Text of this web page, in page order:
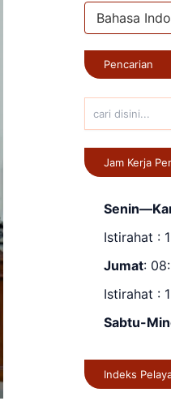
Pencarian
Jam Kerja
Istirahat :
Jumat:
Istirahat :
Sabtu-
Indeks